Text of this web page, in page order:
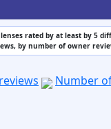
rated by at least by 5
by number of owner
Number